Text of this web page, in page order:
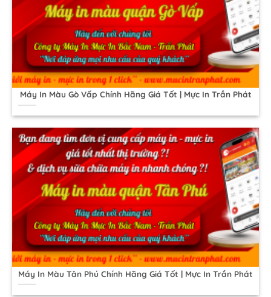
Máy In Màu Gò Vấp Chính Hãng Giá Tốt | Mực In Trần Phát
Máy In Màu Tân Phú Chính Hãng Giá Tốt | Mực In Trần Phát